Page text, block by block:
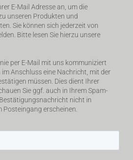
E-Mail Adresse an, um die
unseren Produkten und
Sie können sich jederzeit von
Bitte lesen Sie hierzu unsere
per E-Mail mit uns kommuniziert
im Anschluss eine Nachricht, mit der
müssen. Dies dient Ihrer
Sie ggf. auch in Ihrem Spam-
nicht in
erscheinen.